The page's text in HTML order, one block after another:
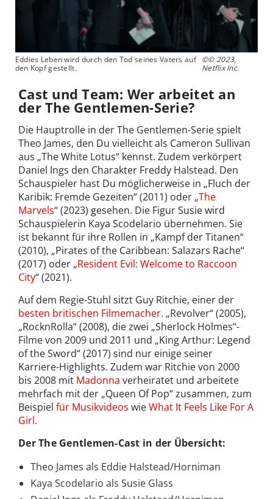
Eddies Leben wird durch den Tod seines Vaters auf
den Kopf gestellt.
©© 2023,
Netflix Inc.
Cast und Team: Wer arbeitet an
der The Gentlemen-Serie?
Die Hauptrolle in der The Gentlemen-Serie spielt
Theo James, den Du vielleicht als Cameron Sullivan
aus „The White Lotus“ kennst. Zudem verkörpert
Daniel Ings den Charakter Freddy Halstead. Den
Schauspieler hast Du möglicherweise in „Fluch der
Karibik: Fremde Gezeiten“ (2011) oder „The
Marvels“ (2023) gesehen. Die Figur Susie wird
Schauspielerin Kaya Scodelario übernehmen. Sie
ist bekannt für ihre Rollen in „Kampf der Titanen“
(2010), „Pirates of the Caribbean: Salazars Rache“
(2017) oder „Resident Evil: Welcome to Raccoon
City“ (2021).
Auf dem Regie-Stuhl sitzt Guy Ritchie, einer der
besten britischen Filmemacher. „Revolver“ (2005),
„RocknRolla“ (2008), die zwei „Sherlock Holmes“-
Filme von 2009 und 2011 und „King Arthur: Legend
of the Sword“ (2017) sind nur einige seiner
Karriere-Highlights. Zudem war Ritchie von 2000
bis 2008 mit Madonna verheiratet und arbeitete
mehrfach mit der „Queen Of Pop“ zusammen, zum
Beispiel für Musikvideos wieWhat It Feels Like For A
Girl.
Der The Gentlemen-Cast in der Übersicht:
Theo James als Eddie Halstead/Horniman
Kaya Scodelario als Susie Glass